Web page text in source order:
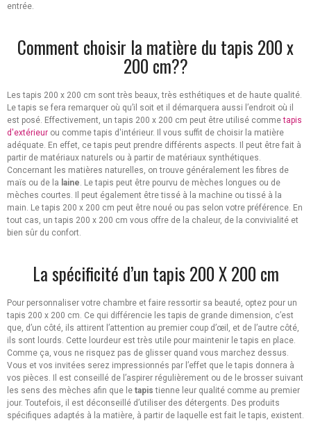
entrée.
Comment choisir la matière du tapis 200 x
200 cm??
Les tapis 200 x 200 cm sont très beaux, très esthétiques et de haute qualité.
Le tapis se fera remarquer où qu’il soit et il démarquera aussi l’endroit où il
est posé. Effectivement, un tapis 200 x 200 cm peut être utilisé commetapis
d'extérieur ou comme tapis d'intérieur. Il vous suffit de choisir la matière
adéquate. En effet, ce tapis peut prendre différents aspects. Il peut être fait à
partir de matériaux naturels ou à partir de matériaux synthétiques.
Concernant les matières naturelles, on trouve généralement les fibres de
maïs ou de la laine . Le tapis peut être pourvu de mèches longues ou de
mèches courtes. Il peut également être tissé à la machine ou tissé à la
main. Le tapis 200 x 200 cm peut être noué ou pas selon votre préférence. En
tout cas, un tapis 200 x 200 cm vous offre de la chaleur, de la convivialité et
bien sûr du confort.
La spécificité d’un tapis 200 X 200 cm
Pour personnaliser votre chambre et faire ressortir sa beauté, optez pour un
tapis 200 x 200 cm. Ce qui différencie les tapis de grande dimension, c’est
que, d’un côté, ils attirent l’attention au premier coup d’œil, et de l’autre côté,
ils sont lourds. Cette lourdeur est très utile pour maintenir le tapis en place.
Comme ça, vous ne risquez pas de glisser quand vous marchez dessus.
Vous et vos invitées serez impressionnés par l’effet que le tapis donnera à
vos pièces. Il est conseillé de l’aspirer régulièrement ou de le brosser suivant
les sens des mèches afin que le tapis tienne leur qualité comme au premier
jour. Toutefois, il est déconseillé d’utiliser des détergents. Des produits
spécifiques adaptés à la matière, à partir de laquelle est fait le tapis, existent.